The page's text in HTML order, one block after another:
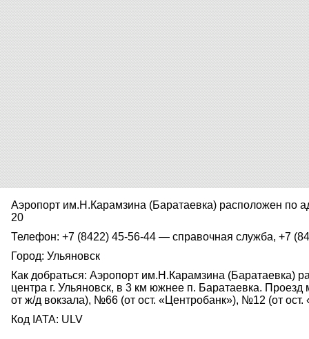
Аэропорт им.Н.Карамзина (Баратаевка) расположен по
20
Телефон: +7 (8422) 45-56-44 — справочная служба, +7
Город: Ульяновск
Как добраться: Аэропорт им.Н.Карамзина (Баратаевка)
центра г. Ульяновск, в 3 км южнее п. Баратаевка.
от ж/д вокзала), №66 (от ост. «Центробанк»), №12 (от ост.
Код IATA: ULV